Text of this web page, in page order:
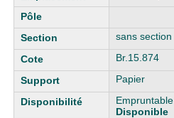
sans section
Br.15.874
Papier
Empruntable
Disponible